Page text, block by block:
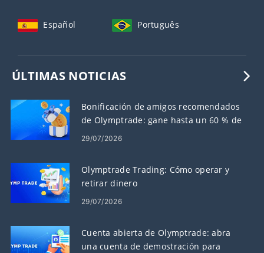
Español Português
ÚLTIMAS NOTICIAS
Bonificación de amigos recomendados
de Olymptrade: gane hasta un 60 % de
comisión por recomendaciones
29/07/2026
Olymptrade Trading: Cómo operar y
retirar dinero
29/07/2026
Cuenta abierta de Olymptrade: abra
una cuenta de demostración para